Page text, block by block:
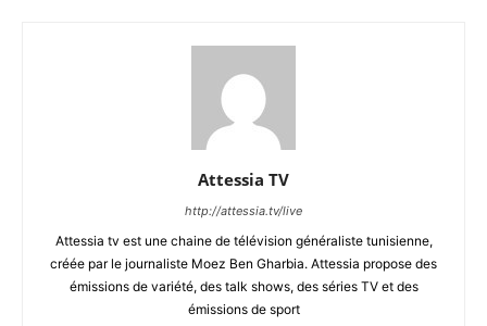
Attessia TV
http://attessia.tv/live
Attessia tv est une chaine de télévision généraliste tunisienne,
créée par le journaliste Moez Ben Gharbia. Attessia propose des
émissions de variété, des talk shows, des séries TV et des
émissions de sport